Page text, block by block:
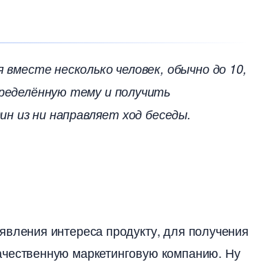
несколько человек, обычно до 10,
тему и получить
из ни направляет ход беседы.
интереса продукту, для получения
маркетинговую компанию. Ну